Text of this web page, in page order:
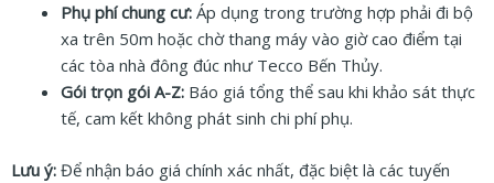
Phụ phí chung cư: Áp dụng trong trường hợp phải đi bộ
xa trên 50m hoặc chờ thang máy vào giờ cao điểm tại
các tòa nhà đông đúc như Tecco Bến Thủy.
Gói trọn gói A-Z: Báo giá tổng thể sau khi khảo sát thực
tế, cam kết không phát sinh chi phí phụ.
Lưu ý: Để nhận báo giá chính xác nhất, đặc biệt là các tuyến